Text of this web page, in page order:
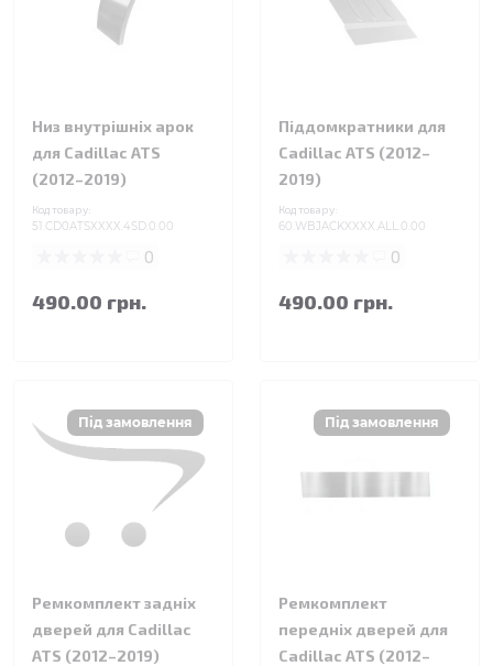
Низ внутрішніх арок
для Cadillac ATS
(2012–2019)
Код товару:
51.CD0ATSXXXX.4SD.0.00
0
490.00 грн.
Піддомкратники для
Cadillac ATS (2012–
2019)
Код товару:
60.WBJACKXXXX.ALL.0.00
0
490.00 грн.
Ремкомплект задніх
дверей для Cadillac
ATS (2012–2019)
Ремкомплект
передніх дверей для
Cadillac ATS (2012–